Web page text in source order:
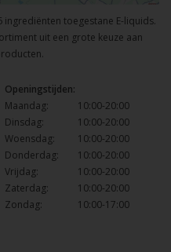
toegestane E-liquids.
uit een grote keuze aan
Openingstijden:
Maandag:
10:00-20:00
Dinsdag:
10:00-20:00
Woensdag:
10:00-20:00
Donderdag:
10:00-20:00
Vrijdag:
10:00-20:00
Zaterdag:
10:00-20:00
Zondag:
10:00-17:00